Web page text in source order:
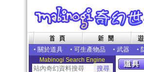
• 關於道具 • 可生產物品 • 武器 •
Mabinogi Search Engine